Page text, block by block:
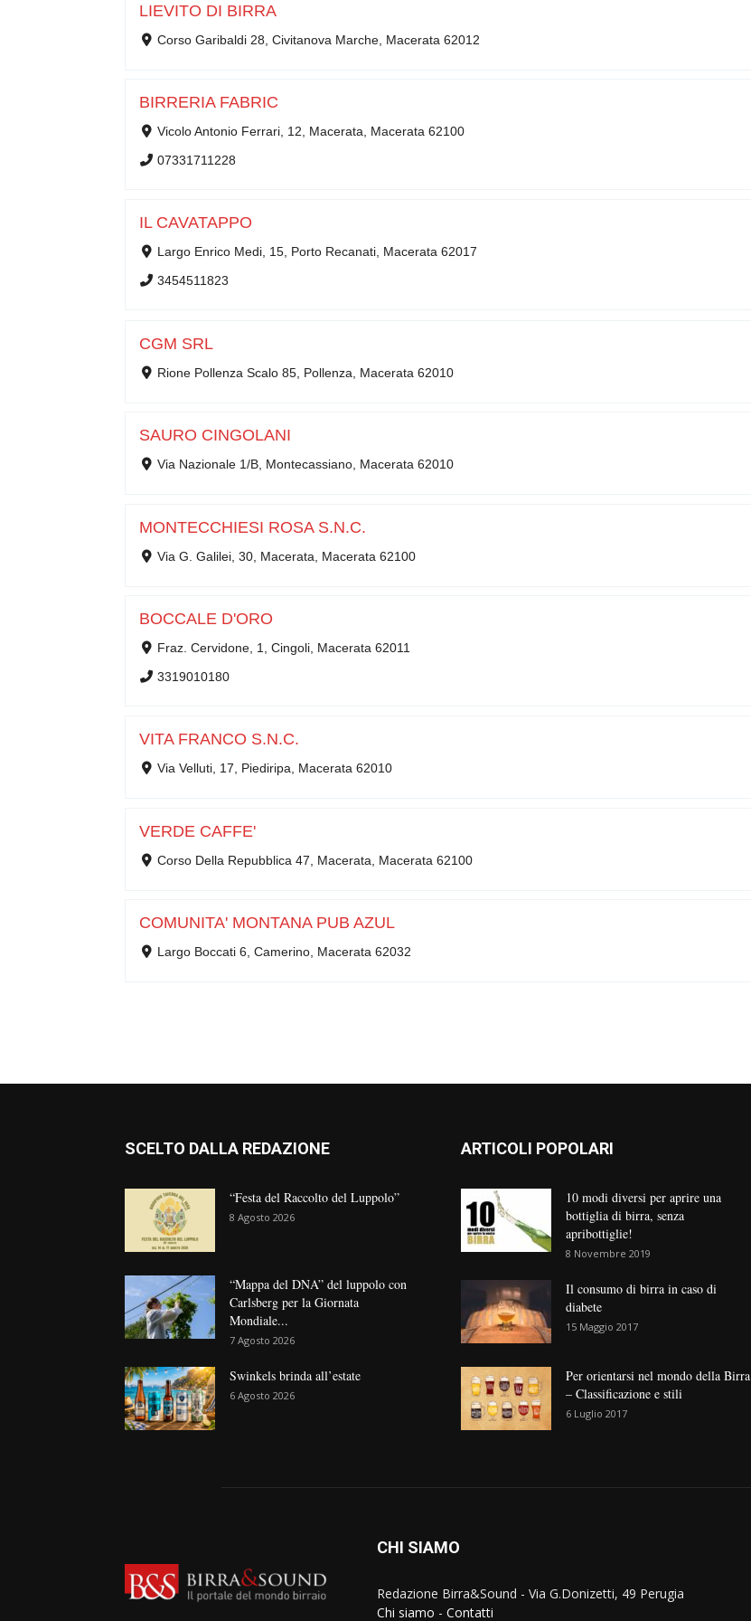
LIEVITO DI BIRRA
Corso Garibaldi 28, Civitanova Marche, Macerata 62012
BIRRERIA FABRIC
Vicolo Antonio Ferrari, 12, Macerata, Macerata 62100
07331711228
IL CAVATAPPO
Largo Enrico Medi, 15, Porto Recanati, Macerata 62017
3454511823
CGM SRL
Rione Pollenza Scalo 85, Pollenza, Macerata 62010
SAURO CINGOLANI
Via Nazionale 1/B, Montecassiano, Macerata 62010
MONTECCHIESI ROSA S.N.C.
Via G. Galilei, 30, Macerata, Macerata 62100
BOCCALE D'ORO
Fraz. Cervidone, 1, Cingoli, Macerata 62011
3319010180
VITA FRANCO S.N.C.
Via Velluti, 17, Piediripa, Macerata 62010
VERDE CAFFE'
Corso Della Repubblica 47, Macerata, Macerata 62100
COMUNITA' MONTANA PUB AZUL
Largo Boccati 6, Camerino, Macerata 62032
SCELTO DALLA REDAZIONE
“Festa del Raccolto del Luppolo”
8 Agosto 2026
“Mappa del DNA” del luppolo con
Carlsberg per la Giornata
Mondiale...
7 Agosto 2026
Swinkels brinda all’estate
6 Agosto 2026
ARTICOLI POPOLARI
10 modi diversi per aprire una
bottiglia di birra, senza
apribottiglie!
8 Novembre 2019
Il consumo di birra in caso di
diabete
15 Maggio 2017
Per orientarsi nel mondo della Birra
– Classificazione e stili
6 Luglio 2017
CHI SIAMO
Redazione Birra&Sound - Via G.Donizetti, 49 Perugia
Chi siamo - Contatti